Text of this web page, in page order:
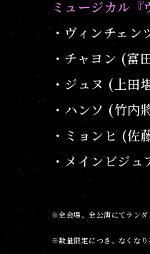
ミュージカル『
・ヴィンチェ
・チャヨン (富
・ジュヌ (上田
・ハンソ (竹内
・ミョンヒ (佐
・メインビジ
※全会場、全公演にてランダ
※数量限定につき、なくなり